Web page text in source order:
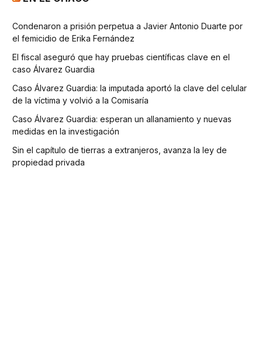
Condenaron a prisión perpetua a Javier Antonio Duarte por
el femicidio de Erika Fernández
El fiscal aseguró que hay pruebas científicas clave en el
caso Álvarez Guardia
Caso Álvarez Guardia: la imputada aportó la clave del celular
de la víctima y volvió a la Comisaría
Caso Álvarez Guardia: esperan un allanamiento y nuevas
medidas en la investigación
Sin el capítulo de tierras a extranjeros, avanza la ley de
propiedad privada